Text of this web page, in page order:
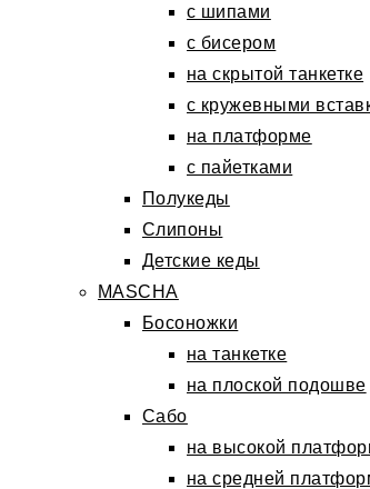
с шипами
с бисером
на скрытой танкетке
с кружевными
на платформе
с пайетками
Полукеды
Слипоны
Детские кеды
MASCHA
Босоножки
на танкетке
на плоской подошве
Сабо
на высокой
на средней